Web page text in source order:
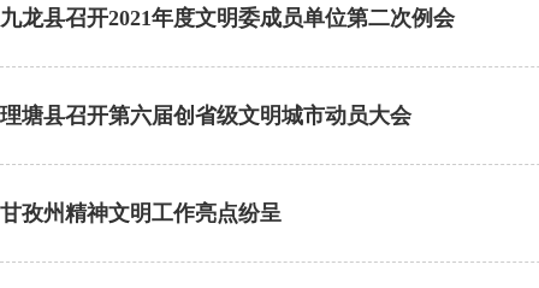
九龙县召开2021年度文明委成员单位第二次例会
理塘县召开第六届创省级文明城市动员大会
甘孜州精神文明工作亮点纷呈